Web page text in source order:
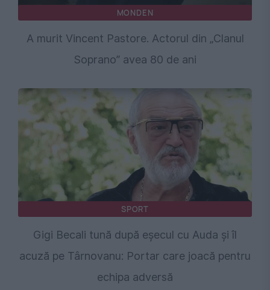
MONDEN
A murit Vincent Pastore. Actorul din „Clanul
Soprano” avea 80 de ani
SPORT
Gigi Becali tună după eșecul cu Auda și îl
acuză pe Târnovanu: Portar care joacă pentru
echipa adversă